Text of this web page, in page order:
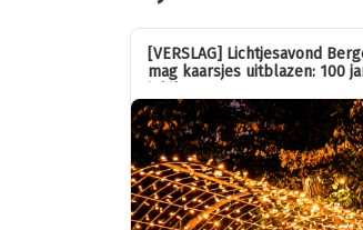
[VERSLAG] Lichtjesavond
mag kaarsjes uitblazen: 100